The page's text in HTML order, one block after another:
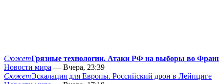
СюжетГрязные технологии. Атаки РФ на выборы во
Новости мира — Вчера, 23:39
СюжетЭскалация для Европы. Российский дрон в Лейпциге